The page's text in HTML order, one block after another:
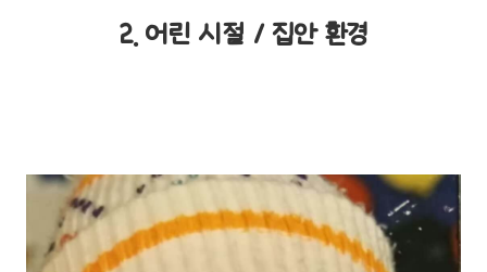
2. 어린 시절 / 집안 환경